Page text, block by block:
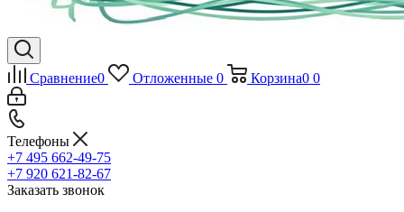
Сравнение0 Отложенные 0 Корзина0 0
Телефоны
+7 495 662-49-75
+7 920 621-82-67
Заказать звонок